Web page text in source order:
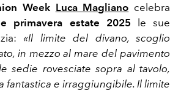
Week Luca Magliano celebra
primavera estate 2025 le sue
«Il limite del divano, scoglio
in mezzo al mare del pavimento
sedie rovesciate sopra al tavolo,
fantastica e irraggiungibile. Il limite